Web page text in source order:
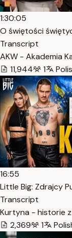
1:30:05
O świętości
Transcript
AKW - Akademia
11,944
1
16:55
Little Big: Zdrajcy
Transcript
Kurtyna - historie
2,369
1